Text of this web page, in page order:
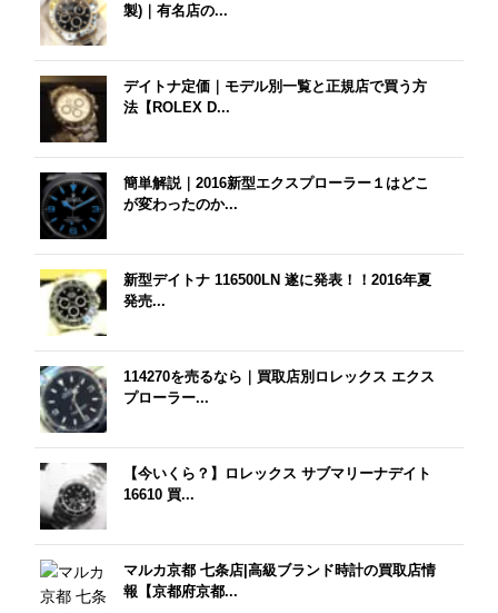
製)｜有名店の...
デイトナ定価｜モデル別一覧と正規店で買う方
法【ROLEX D...
簡単解説｜2016新型エクスプローラー１はどこ
が変わったのか...
新型デイトナ 116500LN 遂に発表！！2016年夏
発売...
114270を売るなら｜買取店別ロレックス エクス
プローラー...
【今いくら？】ロレックス サブマリーナデイト
16610 買...
マルカ京都 七条店|高級ブランド時計の買取店情
報【京都府京都...